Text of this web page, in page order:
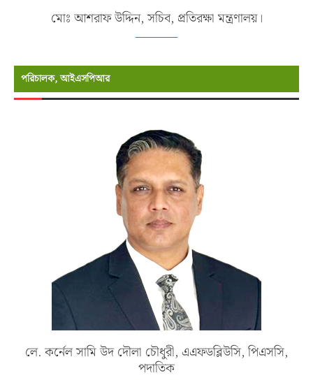
মোঃ আশরাফ উদ্দিন, সচিব, প্রতিরক্ষা মন্ত্রণালয়।
পরিচালক, আইএসপিআর
লে. কর্নেল সামি উদ দৌলা চৌধুরী, এএফডব্লিউসি, পিএসসি,
পদাতিক